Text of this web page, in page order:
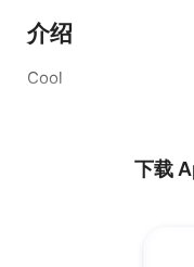
介绍
Cool
下载